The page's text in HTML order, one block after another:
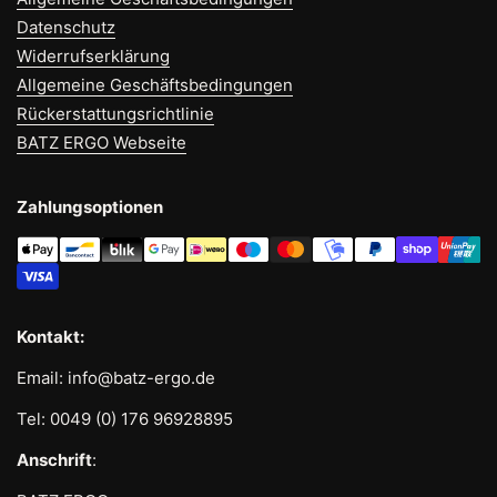
Entdecke die perfekte Kombination aus
Ergonomie und Flexibilität
gesundes Sitzen überall! 💡🪑
Farbe:
hellblau
Maße:
Außenmaße: 250 x 333 x 60 mm
Datenschutz
Widerrufserklärung
Allgemeine Geschäftsbedingungen
Rückerstattungsrichtlinie
BATZ ERGO Webseite
Zahlungsoptionen
Kontakt:
Email: info@batz-ergo.de
Tel: 0049 (0) 176 96928895
Anschrift: